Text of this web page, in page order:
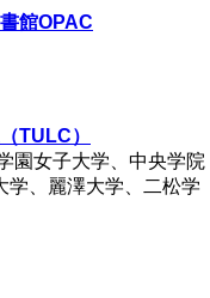
館OPAC
TULC）
園女子大学、中央学院
学、麗澤大学、二松学